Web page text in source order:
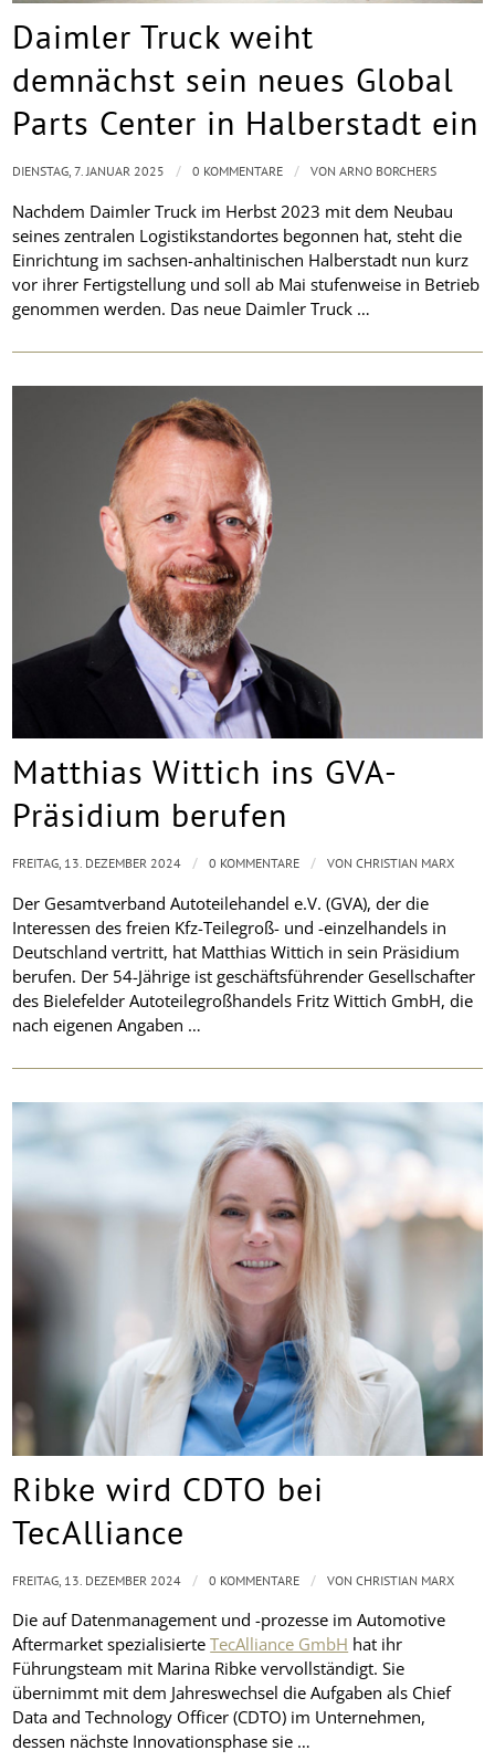
Daimler Truck weiht
demnächst sein neues Global
Parts Center in Halberstadt ein
Nachdem Daimler Truck im Herbst 2023 mit dem Neubau
seines zentralen Logistikstandortes begonnen hat, steht die
Einrichtung im sachsen-anhaltinischen Halberstadt nun kurz
vor ihrer Fertigstellung und soll ab Mai stufenweise in Betrieb
genommen werden. Das neue Daimler Truck …
DIENSTAG, 7. JANUAR 2025 / 0 KOMMENTARE / VONARNO BORCHERS
Matthias Wittich ins GVA-
Präsidium berufen
Der Gesamtverband Autoteilehandel e.V. (GVA), der die
Interessen des freien Kfz-Teilegroß- und -einzelhandels in
Deutschland vertritt, hat Matthias Wittich in sein Präsidium
berufen. Der 54-Jährige ist geschäftsführender Gesellschafter
des Bielefelder Autoteilegroßhandels Fritz Wittich GmbH, die
nach eigenen Angaben …
FREITAG, 13. DEZEMBER 2024 / 0 KOMMENTARE / VONCHRISTIAN MARX
Ribke wird CDTO bei
TecAlliance
Die auf Datenmanagement und -prozesse im Automotive
Aftermarket spezialisierteTecAlliance GmbH hat ihr
Führungsteam mit Marina Ribke vervollständigt. Sie
übernimmt mit dem Jahreswechsel die Aufgaben als Chief
Data and Technology Officer (CDTO) im Unternehmen,
dessen nächste Innovationsphase sie …
FREITAG, 13. DEZEMBER 2024 / 0 KOMMENTARE / VONCHRISTIAN MARX